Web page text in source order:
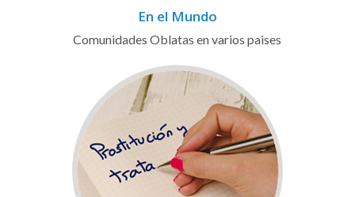
En el Mundo
Comunidades Oblatas en varios paises